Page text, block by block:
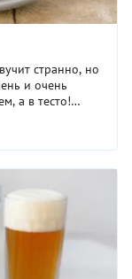
странно, но
и очень
а в тесто!
и приятную
если вы никому
не догадается о
обычный
нет. Мы
Наполеон на